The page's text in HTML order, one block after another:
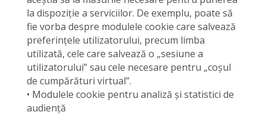
la dispoziție a serviciilor. De exemplu, poate să
fie vorba despre modulele cookie care salvează
preferințele utilizatorului, precum limba
utilizată, cele care salvează o „sesiune a
utilizatorului” sau cele necesare pentru „coșul
de cumpărături virtual”.
• Modulele cookie pentru analiză și statistici de
audiență